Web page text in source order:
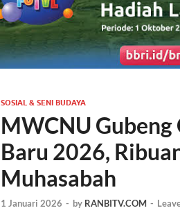
SOSIAL & SENI BUDAYA
MWCNU Gubeng
Baru 2026,
Muhasabah
1 Januari 2026 - by RANBITV.COM -